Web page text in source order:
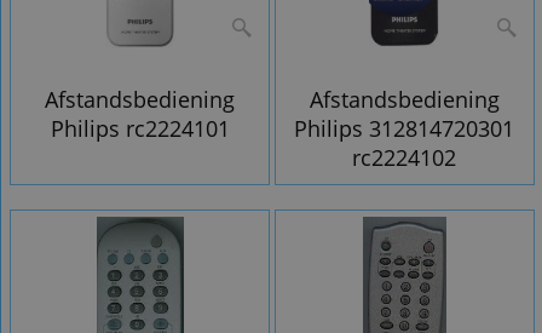
Afstandsbediening
Philips rc2224101
Afstandsbediening
Philips 312814720301
rc2224102